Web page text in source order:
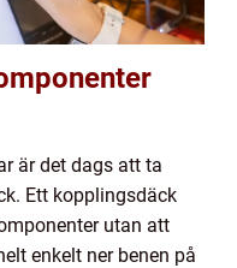
är det dags att ta
Ett kopplingsdäck
utan att
enkelt ner benen på